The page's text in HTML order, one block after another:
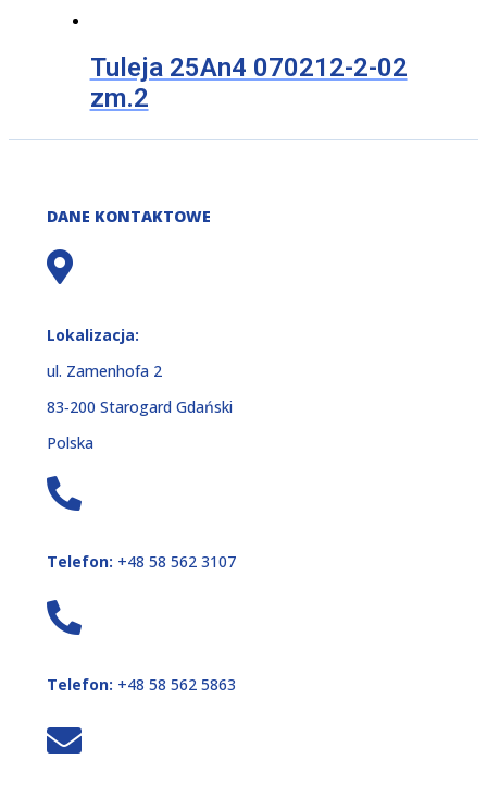
Tuleja 25An4 070212-2-02
zm.2
DANE KONTAKTOWE
Lokalizacja:
ul. Zamenhofa 2
83‑200 Starogard Gdański
Polska
Telefon: +48 58 562 3107
Telefon: +48 58 562 5863